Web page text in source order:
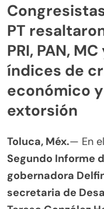
PT
PRI, PAN,
índices de
económico
extorsión
Toluca, Méx.— En
Segundo Informe
gobernadora
secretaria de